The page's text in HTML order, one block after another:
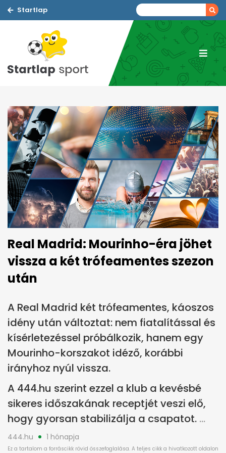
Startlap
Real Madrid: Mourinho-éra jöhet
vissza a két trófeamentes szezon
után
A Real Madrid két trófeamentes, káoszos
idény után változtat: nem fiatalítással és
kísérletezéssel próbálkozik, hanem egy
Mourinho-korszakot idéző, korábbi
irányhoz nyúl vissza.
A 444.hu szerint ezzel a klub a kevésbé
sikeres időszakának receptjét veszi elő,
hogy gyorsan stabilizálja a csapatot.
444.hu 1 hónapja